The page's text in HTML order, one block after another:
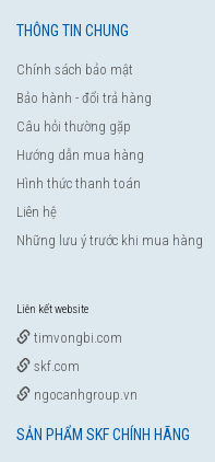
THÔNG TIN CHUNG
Chính sách bảo mật
Bảo hành - đổi trả hàng
Câu hỏi thường gặp
Hướng dẫn mua hàng
Hình thức thanh toán
Liên hệ
Những lưu ý trước khi mua hàng
Liên kết website
timvongbi.com
skf.com
ngocanhgroup.vn
SẢN PHẨM SKF CHÍNH HÃNG